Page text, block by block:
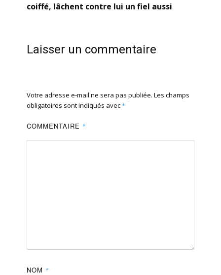
coiffé, lâchent contre lui un fiel aussi
Laisser un commentaire
Votre adresse e-mail ne sera pas publiée. Les champs
obligatoires sont indiqués avec *
COMMENTAIRE *
NOM *